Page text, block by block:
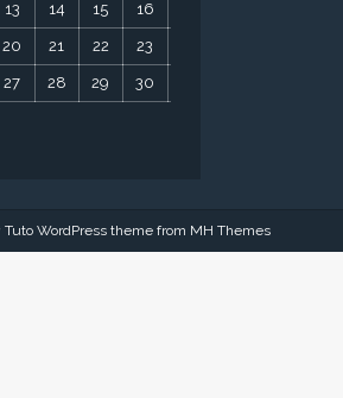
13 14 15 16
20 21 22 23
27 28 29 30
WordPress theme from MH Themes